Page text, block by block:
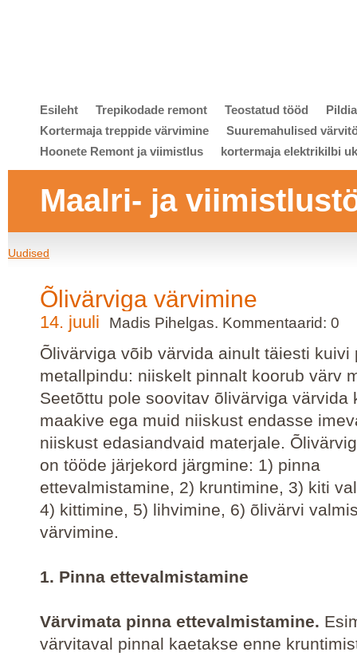
Esileht Trepikodade remont Teostatud tööd
Kortermaja treppide värvimine
Suuremahulised
Hoonete Remont ja viimistlus
kortermaja elektrikilbi
Maalri- ja
Uudised
Õlivärviga värvimine
14. juuli Madis Pihelgas. Kommentaarid: 0
Õlivärviga võib värvida ainult täiesti kuivi
metallpindu: niiskelt pinnalt koorub värv
Seetõttu pole soovitav õlivärviga värvida
maakive ega muid niiskust endasse
niiskust edasiandvaid materjale.
on tööde järjekord järgmine: 1) pinna
ettevalmistamine, 2) kruntimine, 3) kiti
4) kittimine, 5) lihvimine, 6) õlivärvi
värvimine.
1. Pinna ettevalmistamine
Värvimata pinna ettevalmistamine.
värvitaval pinnal kaetakse enne